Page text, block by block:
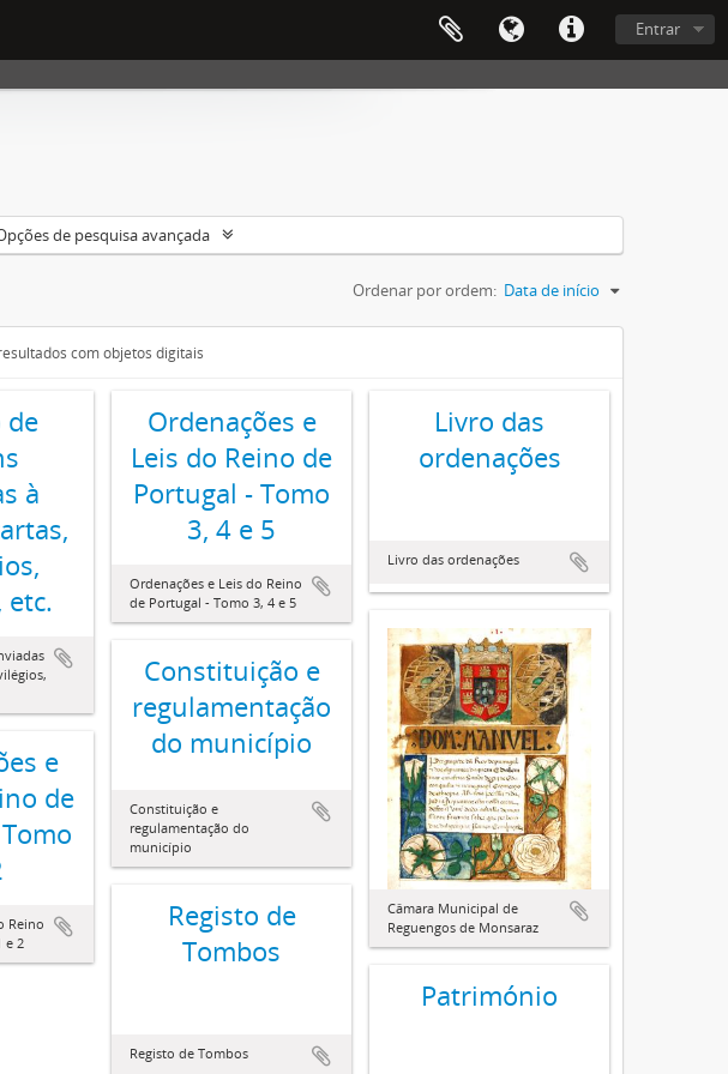
Entrar
de pesquisa avançada
Ordenar por ordem: Data de início
com objetos digitais
de
à
etc.
Ordenações e
Leis do Reino de
Portugal - Tomo
3, 4 e 5
Ordenações e Leis do Reino
de Portugal - Tomo 3, 4 e 5
Livro das
ordenações
Livro das ordenações
Câmara Municipal de
Reguengos de Monsaraz
Constituição e
regulamentação
do município
Constituição e
regulamentação do
município
e
de
Reino
e 2
Registo de
Tombos
Registo de Tombos
Património